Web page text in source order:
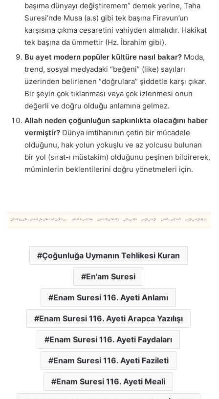
başıma dünyayı değiştiremem” demek yerine, Taha
Suresi’nde Musa (a.s) gibi tek başına Firavun’un
karşısına çıkma cesaretini vahiyden almalıdır. Hakikat
tek başına da ümmettir (Hz. İbrahim gibi).
Bu ayet modern popüler kültüre nasıl bakar? Moda,
trend, sosyal medyadaki “beğeni” (like) sayıları
üzerinden belirlenen “doğrulara” şiddetle karşı çıkar.
Bir şeyin çok tıklanması veya çok izlenmesi onun
değerli ve doğru olduğu anlamına gelmez.
Allah neden çoğunluğun sapkınlıkta olacağını haber
vermiştir? Dünya imtihanının çetin bir mücadele
olduğunu, hak yolun yokuşlu ve az yolcusu bulunan
bir yol (sırat-ı müstakim) olduğunu peşinen bildirerek,
müminlerin beklentilerini doğru yönetmeleri için.
Çoğunluğa Uymanın Tehlikesi Kuran
En'am Suresi
Enam Suresi 116. Ayeti Anlamı
Enam Suresi 116. Ayeti Arapca Yazılışı
Enam Suresi 116. Ayeti Faydaları
Enam Suresi 116. Ayeti Fazileti
Enam Suresi 116. Ayeti Meali